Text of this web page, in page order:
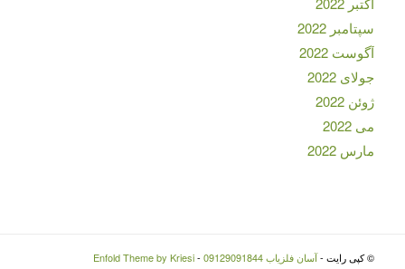
سپتامبر 2022
آگوست 2022
جولای 2022
ژوئن 2022
می 2022
مارس 2022
© کپی رایت -آسان فلزیاب 09129091844 -
Enfold Theme by Kriesi